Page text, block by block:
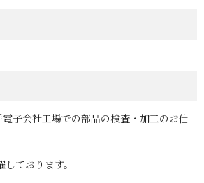
子会社工場での部品の検査・加工のお仕
ております。